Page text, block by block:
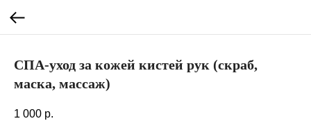
СПА-уход за кожей кистей рук (скраб,
маска, массаж)
1 000 р.